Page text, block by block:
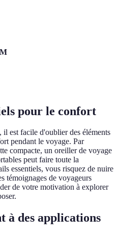
pour le confort
est facile d'oublier des éléments
pendant le voyage. Par
compacte, un oreiller de voyage
peut faire toute la
essentiels, vous risquez de nuire
témoignages de voyageurs
de votre motivation à explorer
à des applications